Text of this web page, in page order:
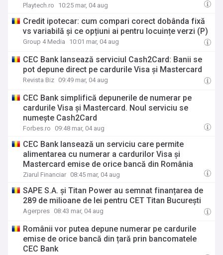
Playtech.ro 10:25 mar, 04 aug
Credit ipotecar: cum compari corect dobânda fixă
vs variabilă și ce opțiuni ai pentru locuințe verzi (P)
Group 4 Media 10:01 mar, 04 aug
CEC Bank lansează serviciul Cash2Card: Banii se
pot depune direct pe cardurile Visa și Mastercard
Revista Biz 09:49 mar, 04 aug
CEC Bank simplifică depunerile de numerar pe
cardurile Visa și Mastercard. Noul serviciu se
numește Cash2Card
Forbes.ro 09:48 mar, 04 aug
CEC Bank lansează un serviciu care permite
alimentarea cu numerar a cardurilor Visa şi
Mastercard emise de orice bancă din România
Ziarul Financiar 08:45 mar, 04 aug
SAPE S.A. și Titan Power au semnat finanțarea de
289 de milioane de lei pentru CET Titan București
Agerpres 08:43 mar, 04 aug
Românii vor putea depune numerar pe cardurile
emise de orice bancă din țară prin bancomatele
CEC Bank